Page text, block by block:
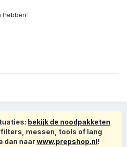
hebben!
bekijk de noodpakketen
messen, tools of lang
dan naarwww.prepshop.nl!